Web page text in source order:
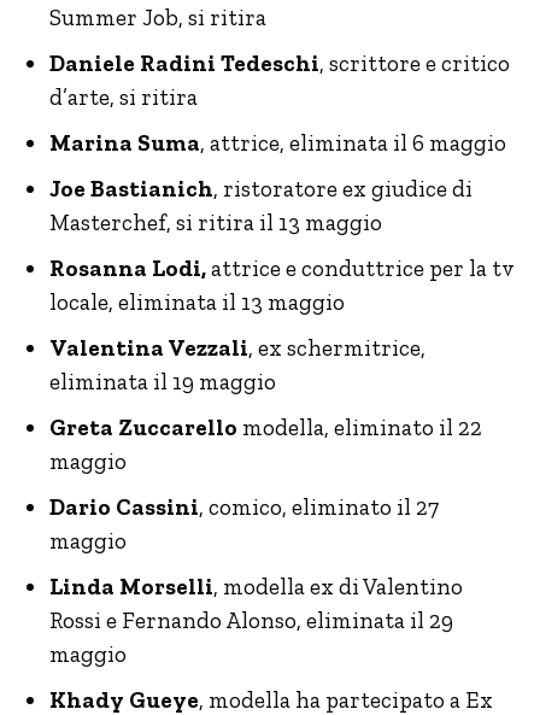
Summer Job, si ritira
Daniele Radini Tedeschi, scrittore e critico
d’arte, si ritira
Marina Suma, attrice, eliminata il 6 maggio
Joe Bastianich, ristoratore ex giudice di
Masterchef, si ritira il 13 maggio
Rosanna Lodi,attrice e conduttrice per la tv
locale, eliminata il 13 maggio
Valentina Vezzali, ex schermitrice,
eliminata il 19 maggio
Greta Zuccarello modella, eliminato il 22
maggio
Dario Cassini, comico, eliminato il 27
maggio
Linda Morselli, modella ex di Valentino
Rossi e Fernando Alonso, eliminata il 29
maggio
Khady Gueye, modella ha partecipato a Ex